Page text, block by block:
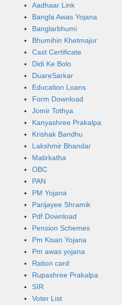
Aadhaar Link
Bangla Awas Yojana
Banglarbhumi
Bhumihin Khetmajur
Cast Certificate
Didi Ke Bolo
DuareSarkar
Education Loans
Form Download
Jomir Tothya
Kanyashree Prakalpa
Krishak Bandhu
Lakshmir Bhandar
Matirkatha
OBC
PAN
PM Yojana
Parijayee Shramik
Pdf Download
Pension Schemes
Pm Kisan Yojana
Pm awas yojana
Ration card
Rupashree Prakalpa
SIR
Voter List